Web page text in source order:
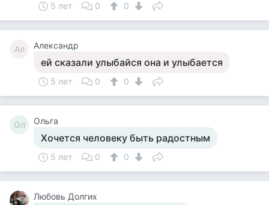
5 лет 0 0
Ал Александр
ей сказали улыбайся она и улыбается
5 лет 0 0
Ол Ольга
Хочется человеку быть радостным
5 лет 0 0
Любовь Долгих